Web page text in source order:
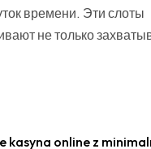
времени. Эти слоты
не только
kasyna online z